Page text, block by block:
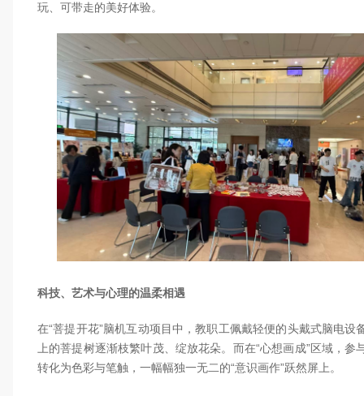
玩、可带走的美好体验。
科技、艺术与心理的温柔相遇
在“菩提开花”脑机互动项目中，教职工佩戴轻便的头戴式脑电设
上的菩提树逐渐枝繁叶茂、绽放花朵。而在“心想画成”区域，参
转化为色彩与笔触，一幅幅独一无二的“意识画作”跃然屏上。